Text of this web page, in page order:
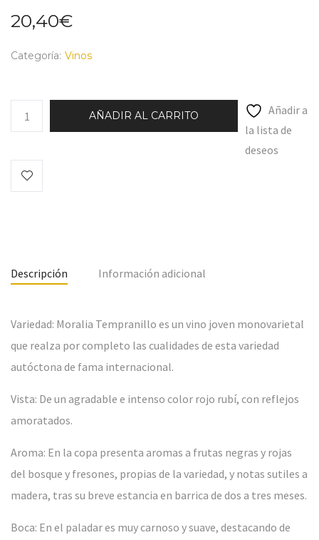
20,40€
Categoría: Vinos
AÑADIR AL CARRITO
Añadir a
la lista de
deseos
Descripción Información adicional
Variedad: Moralia Tempranillo es un vino joven monovarietal
que realza por completo las cualidades de esta variedad
autóctona de fama internacional.
Vista: De un agradable e intenso color rojo rubí, con reflejos
amoratados.
Aroma: En la copa presenta aromas a frutas negras y rojas
del bosque y fresones, propias de la variedad, y notas sutiles a
madera, tras su breve estancia en barrica de dos a tres meses.
Boca: En el paladar es muy carnoso y suave, destacando de